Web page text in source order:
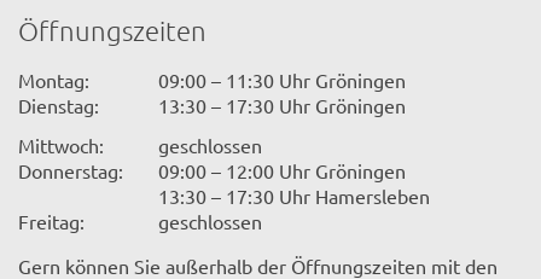
Öffnungszeiten
Montag:
09:00 – 11:30 Uhr Gröningen
Dienstag:
13:30 – 17:30 Uhr Gröningen
Mittwoch:
geschlossen
Donnerstag:
09:00 – 12:00 Uhr Gröningen
13:30 – 17:30 Uhr Hamersleben
Freitag:
geschlossen
Gern können Sie außerhalb der Öffnungszeiten mit den